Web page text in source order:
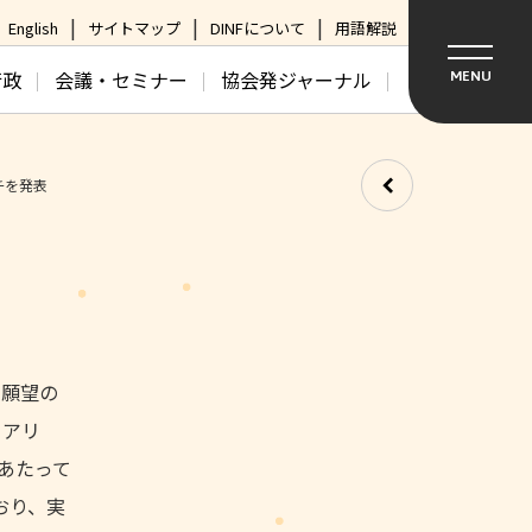
English サイトマップ DINFについて 用語解説
会議・セミナー 協会発ジャーナル MENU
発表
望の
リ
たって
り、実